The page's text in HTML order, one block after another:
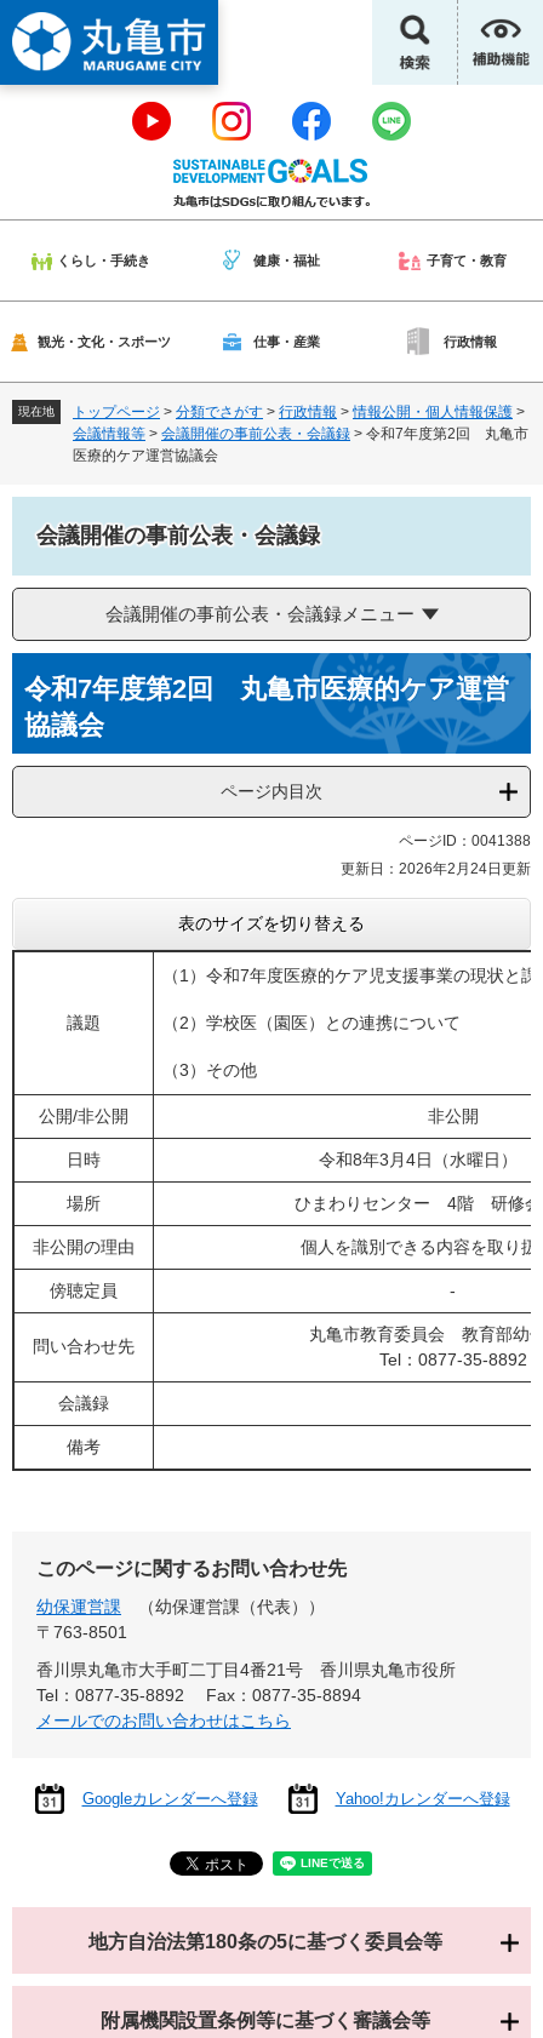
ー
ジ
の
。
ニ
ュ
ー
て
くらし・手続き 健康・福祉 子育て・教育
観光・文化・スポーツ 仕事・産業 行政情報
現在地 トップページ > 分類でさがす > 行政情報 >情報公開・個人情報保護 >
会議情報等 > 会議開催の事前公表・会議録 > 令和7年度第2回 丸亀市
医療的ケア運営協議会
会議開催の事前公表・会議録
会議開催の事前公表・会議録メニュー
文令和7年度第2回 丸亀市医療的ケア運営
協議会
ページ内目次
ページID：0041388
更新日：2026年2月24日更新
表のサイズを切り替える
議題
（1）令和7年度医療的ケア児支援事業の現状と
（2）学校医（園医）との連携について
（3）その他
公開/非公開 非公開
日時 令和8年3月4日（水曜日）
場所 ひまわりセンター 4階 研修会
非公開の理由 個人を識別できる内容を取り扱
傍聴定員 -
問い合わせ先
丸亀市教育委員会 教育部幼
Tel：0877-35-8892
会議録
備考
このページに関するお問い合わせ先
幼保運営課
幼保運営課（代表）
〒763-8501
香川県丸亀市大手町二丁目4番21号 香川県丸亀市役所
Tel：0877-35-8892
Fax：0877-35-8894
メールでのお問い合わせはこちら
Googleカレンダーへ登録 Yahoo!カレンダーへ登録
地方自治法第180条の5に基づく委員会等
附属機関設置条例等に基づく審議会等